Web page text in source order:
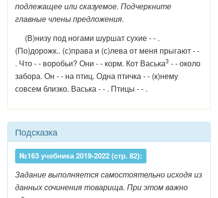
подлежащее или сказуемое. Подчеркните
главные члены предложения.
(В)низу под ногами шуршат сухие - - .
(По)дорожк.. (с)права и (с)лева от меня прыгают - -
. Что - - воробьи? Они - - корм. Кот Васька3 - - около
забора. Он - - на птиц. Одна птичка - - (к)нему
совсем близко. Васька - - . Птицы - - .
Подсказка
№163 учебника 2019-2022 (стр. 82):
Задание выполняется самостоятельно исходя из
данных сочинения товарища. При этом важно